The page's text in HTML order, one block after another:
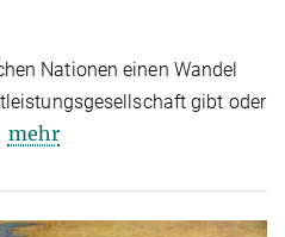
Nationen einen Wandel
gibt oder
mehr